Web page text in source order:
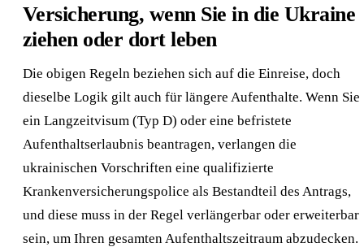
Versicherung, wenn Sie in die Ukraine
ziehen oder dort leben
Die obigen Regeln beziehen sich auf die Einreise, doch
dieselbe Logik gilt auch für längere Aufenthalte. Wenn Sie
ein Langzeitvisum (Typ D) oder eine befristete
Aufenthaltserlaubnis beantragen, verlangen die
ukrainischen Vorschriften eine qualifizierte
Krankenversicherungspolice als Bestandteil des Antrags,
und diese muss in der Regel verlängerbar oder erweiterbar
sein, um Ihren gesamten Aufenthaltszeitraum abzudecken.